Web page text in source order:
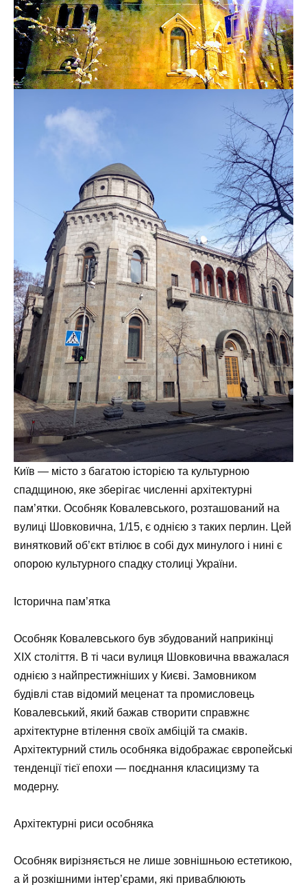
Київ — місто з багатою історією та культурною
спадщиною, яке зберігає численні архітектурні
пам’ятки. Особняк Ковалевського, розташований на
вулиці Шовковична, 1/15, є однією з таких перлин. Цей
винятковий об’єкт втілює в собі дух минулого і нині є
опорою культурного спадку столиці України.
Історична пам’ятка
Особняк Ковалевського був збудований наприкінці
XIX століття. В ті часи вулиця Шовковична вважалася
однією з найпрестижніших у Києві. Замовником
будівлі став відомий меценат та промисловець
Ковалевський, який бажав створити справжнє
архітектурне втілення своїх амбіцій та смаків.
Архітектурний стиль особняка відображає європейські
тенденції тієї епохи — поєднання класицизму та
модерну.
Архітектурні риси особняка
Особняк вирізняється не лише зовнішньою естетикою,
а й розкішними інтер’єрами, які приваблюють